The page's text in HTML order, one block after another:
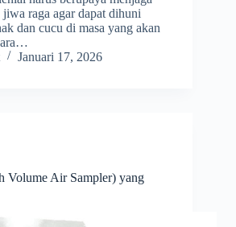
raga agar dapat dihuni
dan cucu di masa yang akan
Januari 17, 2026
Volume Air Sampler) yang